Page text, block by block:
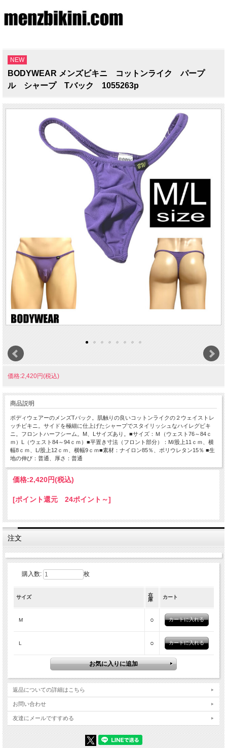
NEW
BODYWEAR メンズビキニ コットンライク パープ
ル シャープ Tバック 1055263p
価格:2,420円(税込)
商品説明
ボディウェアーのメンズTバック。肌触りの良いコットンライクの２ウェイストレ
ッチビキニ。サイドを極細に仕上げたシャープでスタイリッシュなハイレグビキ
ニ。フロントハーフシーム。M、Lサイズあり。■サイズ：Ｍ（ウェスト76～84ｃ
ｍ）L（ウェスト84～94ｃｍ）■平置き寸法（フロント部分）：M/股上11ｃｍ、横
幅8ｃｍ、L/股上12ｃｍ、横幅9ｃｍ■素材：ナイロン85％、ポリウレタン15％ ■生
地の伸び：普通、厚さ：普通
価格:2,420円(税込)
[ポイント還元 24ポイント～]
注文
購入数: 枚
サイズ
在
庫
カート
M ○
L ○
返品についての詳細はこちら
お問い合わせ
友達にメールですすめる